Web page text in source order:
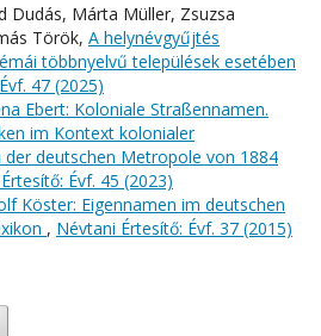
Dudás, Márta Müller, Zsuzsa
Török, A helynévgyűjtés
többnyelvű települések esetében
47 (2025)
Ebert: Koloniale Straßennamen.
im Kontext kolonialer
der deutschen Metropole von 1884
Évf. 45 (2023)
Köster: Eigennamen im deutschen
, Névtani Értesítő: Évf. 37 (2015)